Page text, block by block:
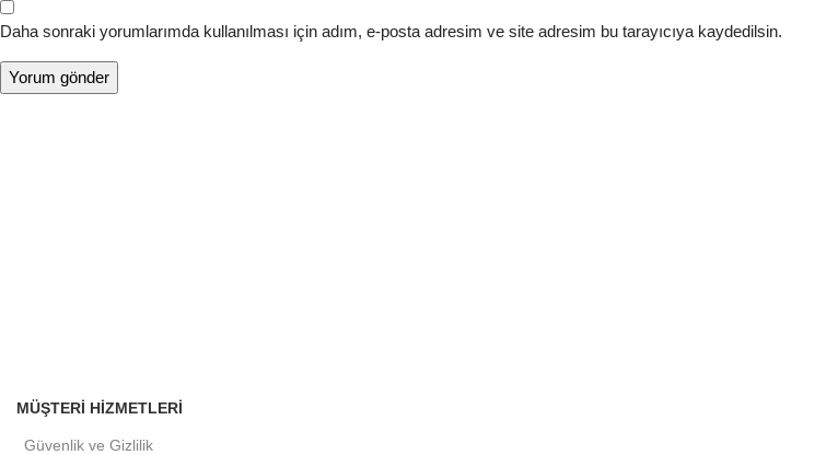
Daha sonraki yorumlarımda kullanılması için adım, e-posta adresim ve site adresim bu tarayıcıya kaydedilsin.
MÜŞTERI HIZMETLERI
Güvenlik ve Gizlilik